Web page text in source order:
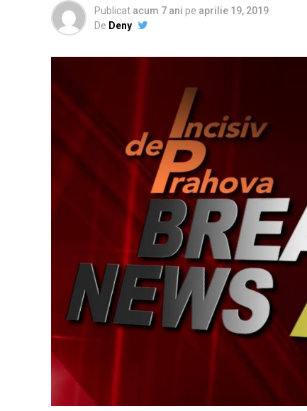
Publicat acum 7 ani pe aprilie 19, 2019
De Deny